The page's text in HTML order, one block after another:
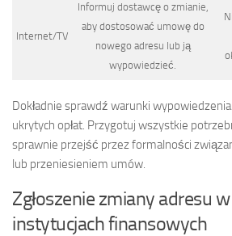
Internet/TV
Informuj dostawcę o zmianie,
aby dostosować umowę do
nowego adresu lub ją
wypowiedzieć.
Dokładnie sprawdź warunki
ukrytych opłat. Przygotuj wszystkie
sprawnie przejść przez formalności
lub przeniesieniem umów.
Zgłoszenie zmiany adresu
instytucjach finansowych